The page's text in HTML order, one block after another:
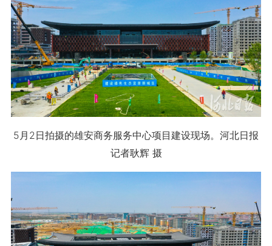
5月2日拍摄的雄安商务服务中心项目建设现场。河北日报
记者耿辉 摄